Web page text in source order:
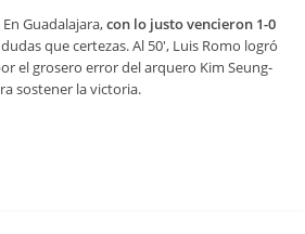
Guadalajara,con lo justo vencieron 1-0
que certezas. Al 50′, Luis Romo logró
el grosero error del arquero Kim Seung-
sostener la victoria.